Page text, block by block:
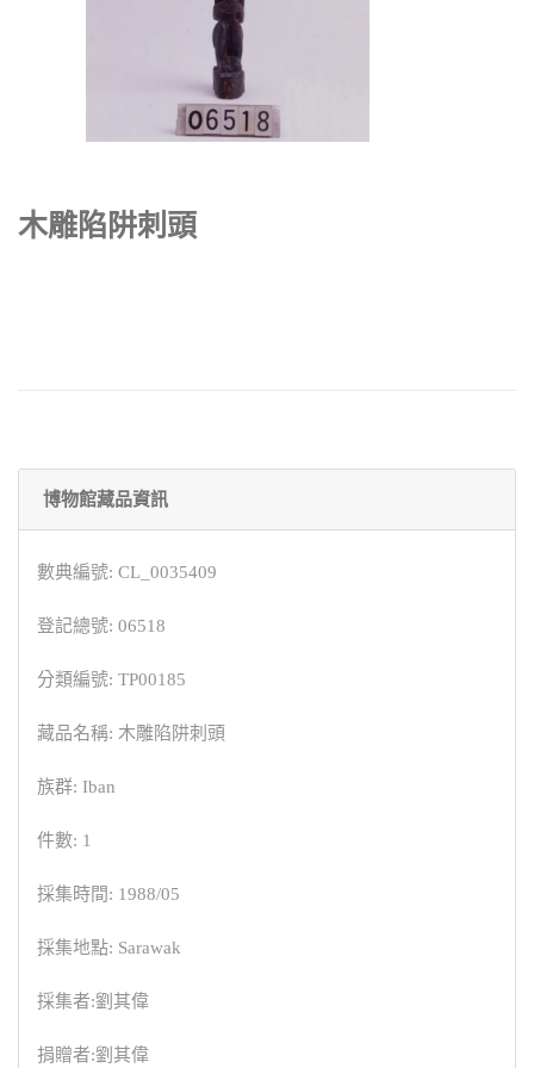
木雕陷阱刺頭
博物館藏品資訊
數典編號: CL_0035409
登記總號: 06518
分類編號: TP00185
藏品名稱: 木雕陷阱刺頭
族群: Iban
件數: 1
採集時間: 1988/05
採集地點: Sarawak
採集者:劉其偉
捐贈者:劉其偉